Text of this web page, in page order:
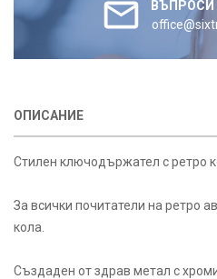
ВЪПРОСИ
ОПИСАНИЕ
Стилен ключодържател с ретро
За всички почитатели на ретро
кола.
Създаден от здрав метал с